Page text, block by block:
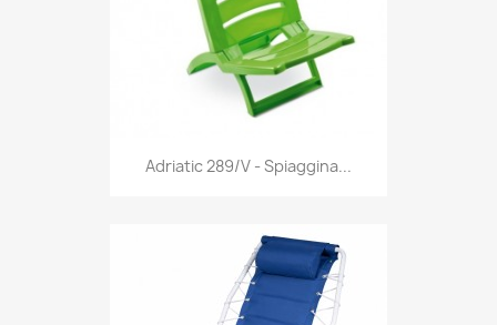
Anteprima
Adriatic 289/V - Spiaggina...